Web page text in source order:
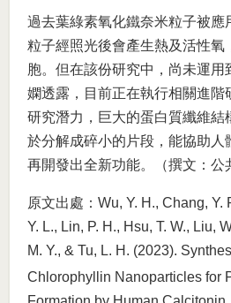
過去葉綠素氧化鐵奈米粒子被應
粒子經照光後會產生熱及活性氧
胞。但在該份研究中，尚未運用
嫻透露，目前正在執行相關進階
研究潛力，巨大的蛋白質纖維結
於分解成碎小的片段，能協助人
再開發出全新功能。（撰文：公
原文出處：Wu, Y. H., Chang, Y.
Y. L., Lin, P. H., Hsu, T. W., Liu,
M. Y., & Tu, L. H. (2023).
Chlorophyllin Nanoparticles for